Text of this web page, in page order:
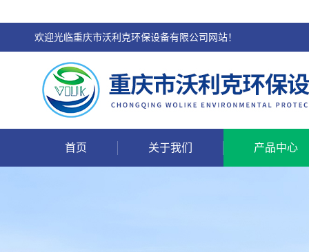
欢迎光临重庆市沃利克环保设备有限公司网站！
首页 关于我们 产品中心